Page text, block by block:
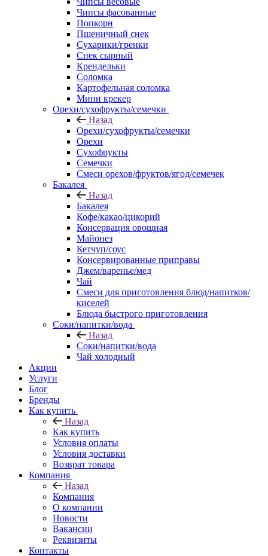
Чипсы фасованные
Попкорн
Пшеничный снек
Сухарики/гренки
Снек сырный
Крендельки
Соломка
Картофельная соломка
Мини крекер
Орехи/сухофрукты/семечки
Назад
Орехи/сухофрукты/семечки
Орехи
Сухофрукты
Семечки
Смеси орехов/фруктов/ягод/семечек
Бакалея
Назад
Бакалея
Кофе/какао/цикорий
Консервация овощная
Майонез
Кетчуп/соус
Консервированные приправы
Джем/варенье/мед
Чай
Смеси для приготовления блюд/напитков/
киселей
Блюда быстрого приготовления
Соки/напитки/вода
Назад
Соки/напитки/вода
Чай холодный
Акции
Услуги
Блог
Бренды
Как купить
Назад
Как купить
Условия оплаты
Условия доставки
Возврат товара
Компания
Назад
Компания
О компании
Новости
Вакансии
Реквизиты
Контакты